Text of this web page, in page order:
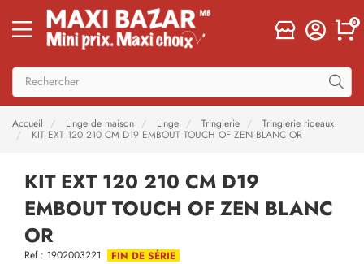
0
Accueil Linge de maison Linge Tringlerie
Tringlerie rideaux
KIT EXT 120 210 CM D19 EMBOUT TOUCH OF ZEN BLANC OR
KIT EXT 120 210 CM D19
EMBOUT TOUCH OF ZEN BLANC
OR
Ref : 1902003221 FIN DE SÉRIE